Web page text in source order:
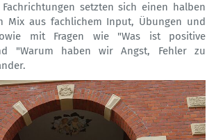
setzten sich einen halben
Mix aus fachlichem Input, Übungen und
mit Fragen wie "Was ist positive
"Warum haben wir Angst, Fehler zu